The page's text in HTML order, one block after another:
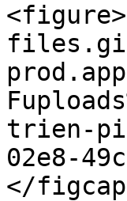
trien-
02e8-
</